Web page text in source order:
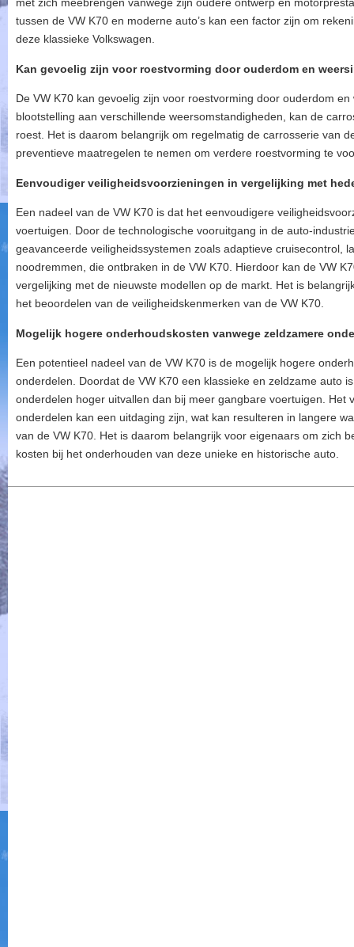
tussen de VW K70 en moderne auto’s kan een factor zijn om
deze klassieke Volkswagen.
Kan gevoelig zijn voor roestvorming door ouderdom en
De VW K70 kan gevoelig zijn voor roestvorming door ouderdom
blootstelling aan verschillende weersomstandigheden, kan de
roest. Het is daarom belangrijk om regelmatig de carrosserie van
preventieve maatregelen te nemen om verdere roestvorming te
Eenvoudiger veiligheidsvoorzieningen in vergelijking met
Een nadeel van de VW K70 is dat het eenvoudigere
voertuigen. Door de technologische vooruitgang in de auto-
geavanceerde veiligheidssystemen zoals adaptieve cruisecontrol,
noodremmen, die ontbraken in de VW K70. Hierdoor kan de VW
vergelijking met de nieuwste modellen op de markt. Het is
het beoordelen van de veiligheidskenmerken van de VW K70.
Mogelijk hogere onderhoudskosten vanwege zeldzamere
Een potentieel nadeel van de VW K70 is de mogelijk hogere
onderdelen. Doordat de VW K70 een klassieke en zeldzame auto
onderdelen hoger uitvallen dan bij meer gangbare voertuigen. Het
onderdelen kan een uitdaging zijn, wat kan resulteren in langere
van de VW K70. Het is daarom belangrijk voor eigenaars om zich
kosten bij het onderhouden van deze unieke en historische auto.